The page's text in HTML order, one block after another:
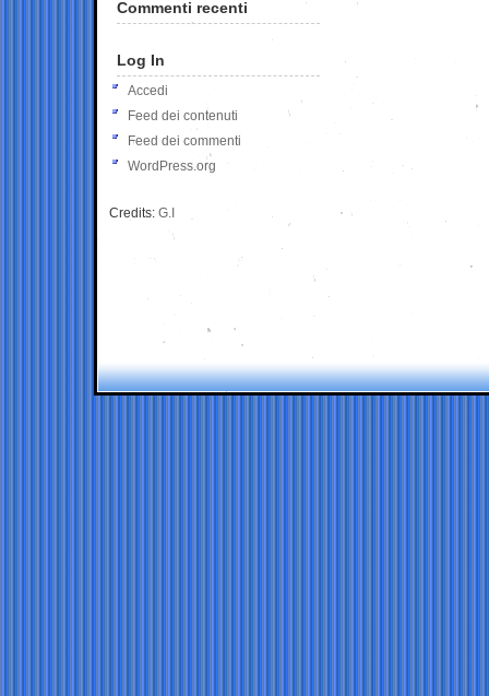
Commenti recenti
Log In
Accedi
Feed dei contenuti
Feed dei commenti
WordPress.org
Credits: G.I